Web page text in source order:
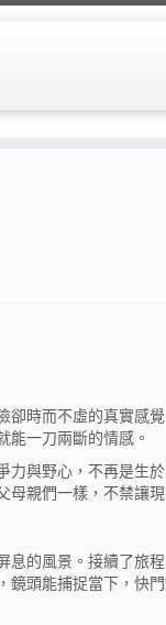
時而不虛的真實感
一刀兩斷的情感。
與野心，不再是生
親們一樣，不禁讓
的風景。接續了旅
頭能捕捉當下，快